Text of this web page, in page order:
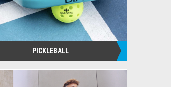
PICKLEBALL